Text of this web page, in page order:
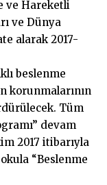
ve Hareketli
ve Dünya
alarak 2017-
beslenme
korunmalarının
Tüm
devam
2017 itibarıyla
“Beslenme